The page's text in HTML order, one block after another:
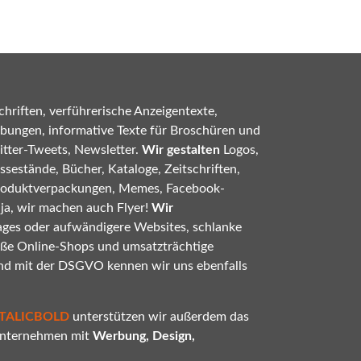
verführerische Anzeigentexte,
informative Texte für Broschüren und
Tweets, Newsletter. Wir gestalten Logos,
Bücher, Kataloge, Zeitschriften,
Memes, Facebook-
wir machen auch Flyer! Wir
oder aufwändigere Websites, schlanke
Online-Shops und umsatzträchtige
mit der DSGVO kennen wir uns ebenfalls
unterstützen wir außerdem das
mit Werbung, Design,